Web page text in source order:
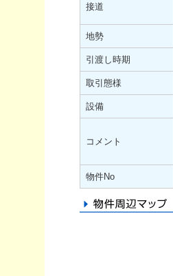
接道
地勢
引渡し時期
取引態様
設備
コメント
物件No